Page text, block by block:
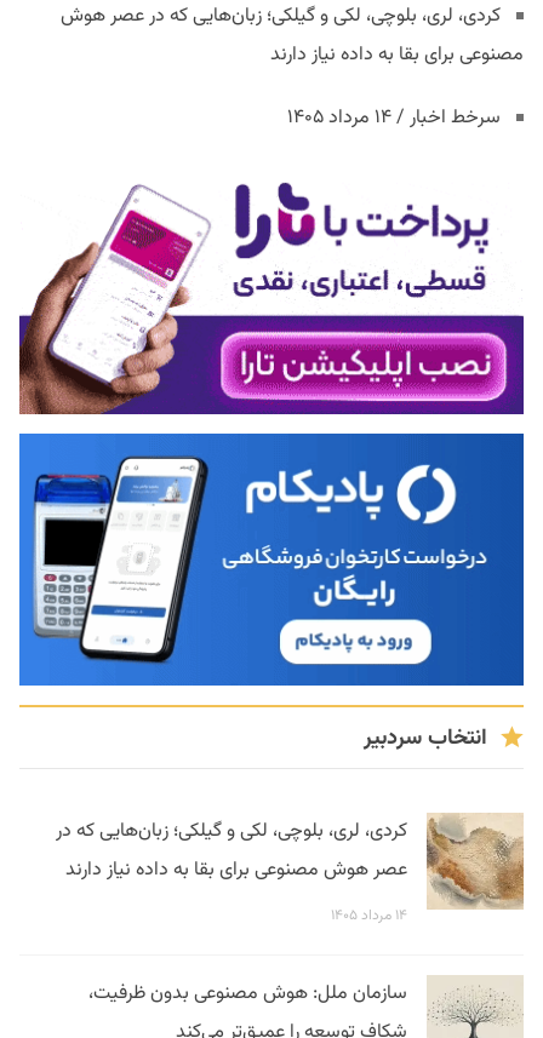
کردی، لری، بلوچی، لکی و گیلکی؛ زبان‌هایی که در عصر هوش
مصنوعی برای بقا به داده نیاز دارند
سرخط اخبار / ۱۴ مرداد ۱۴۰۵
انتخاب سردبیر
کردی، لری، بلوچی، لکی و گیلکی؛ زبان‌هایی که در
عصر هوش مصنوعی برای بقا به داده نیاز دارند
۱۴ مرداد ۱۴۰۵
سازمان ملل: هوش مصنوعی بدون ظرفیت،